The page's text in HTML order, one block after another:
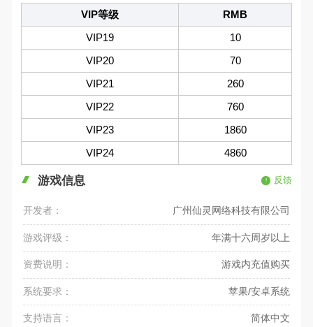
VIP等级
RMB
VIP19
10
VIP20
70
VIP21
260
VIP22
760
VIP23
1860
VIP24
4860
游戏信息 反馈
开发者： 广州仙灵网络科技有限公司
游戏评级： 年满十六周岁以上
资费说明： 游戏内充值购买
系统要求： 苹果/安卓系统
支持语言： 简体中文